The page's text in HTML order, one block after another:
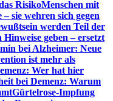
RisikoMenschen mit
sie wehren sich gegen
werden Teil der
geben – ersetzt
bei Alzheimer: Neue
ist mehr als
Wer hat hier
bei Demenz: Warum
Gürtelrose-Impfung